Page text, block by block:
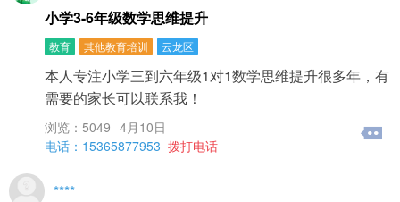
小学3-6年级数学思维提升
教育 其他教育培训 云龙区
本人专注小学三到六年级1对1数学思维提升很多年，有
需要的家长可以联系我！
浏览：5049 4月10日
电话：15365877953 拨打电话
****